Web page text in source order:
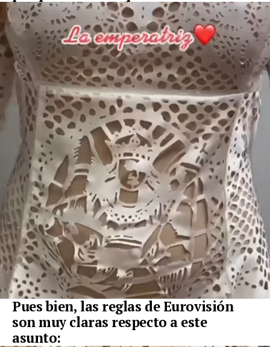
Pues bien,las reglas de Eurovisión
son muy claras respecto a este
asunto: